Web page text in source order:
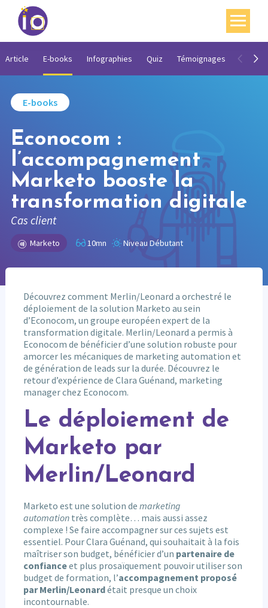
Vos enjeux
Académie
Ressources
Agenda
Contact
Mon compte
English
Article E-books Infographies Quiz Témoignages Vidéos
E-books
Econocom :
l’accompagnement
Marketo booste la
transformation digitale
Cas client
Marketo 10mn Niveau Débutant
Découvrez comment Merlin/Leonard a orchestré le
déploiement de la solution Marketo au sein
d’Econocom, un groupe européen expert de la
transformation digitale. Merlin/Leonard a permis à
Econocom de bénéficier d’une solution robuste pour
amorcer les mécaniques de marketing automation et
de génération de leads sur la durée. Découvrez le
retour d’expérience de Clara Guénand, marketing
manager chez Econocom.
Le déploiement de
Marketo par
Merlin/Leonard
Marketo est une solution de marketing
automationtrès complète… mais aussi assez
complexe ! Se faire accompagner sur ces sujets est
essentiel. Pour Clara Guénand, qui souhaitait à la fois
maîtriser son budget, bénéficier d’un partenaire de
confianceet plus prosaïquement pouvoir utiliser son
budget de formation, l’accompagnement proposé
par Merlin/Leonardétait presque un choix
incontournable.